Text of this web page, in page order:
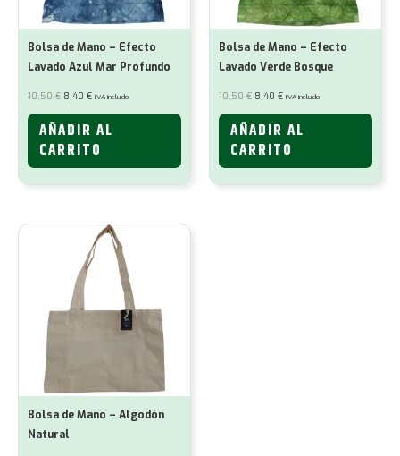
Bolsa de Mano – Efecto
Lavado Azul Mar Profundo
10,50€ El
precio
original
era:
10,50 €.
8,40 €El
actual
es:
8,40 €.
IVA incluido
AÑADIR AL
CARRITO
Bolsa de Mano – Efecto
Lavado Verde Bosque
10,50€ El
precio
original
era:
10,50 €.
8,40 €El
actual
es:
8,40 €.
IVA incluido
AÑADIR AL
CARRITO
Bolsa de Mano – Algodón
Natural